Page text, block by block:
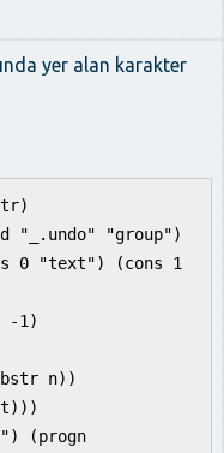
yer alan karakter
"_.undo" "group")
0 "text") (cons 1
1)
n))
(progn